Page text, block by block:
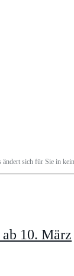
sich für Sie in
10. März